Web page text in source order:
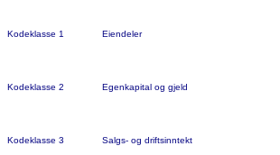
Kodeklasse 1 Eiendeler
Kodeklasse 2 Egenkapital og gjeld
Kodeklasse 3 Salgs- og driftsinntekt